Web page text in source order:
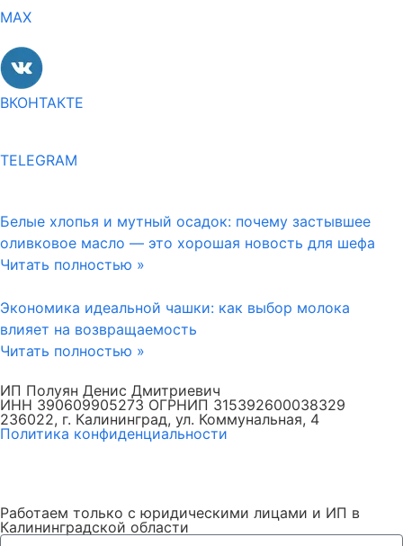
MAX
ВКОНТАКТЕ
TELEGRAM
Белые хлопья и мутный осадок: почему застывшее
оливковое масло — это хорошая новость для шефа
Читать полностью »
Экономика идеальной чашки: как выбор молока
влияет на возвращаемость
Читать полностью »
ИП Полуян Денис Дмитриевич
ИНН 390609905273 ОГРНИП 315392600038329
236022, г. Калининград, ул. Коммунальная, 4
Политика конфиденциальности
Работаем только с юридическими лицами и ИП в
Калининградской области